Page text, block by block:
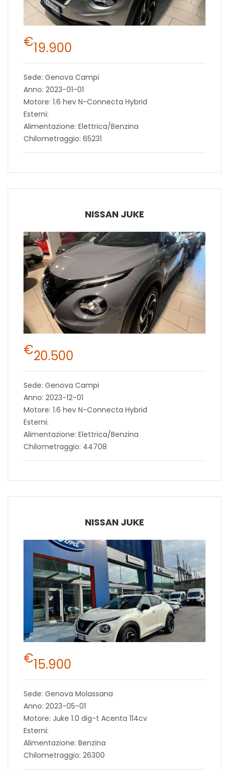
€19.900
Sede: Genova Campi
Anno: 2023-01-01
Motore: 1.6 hev N-Connecta Hybrid
Esterni:
Alimentazione: Elettrica/Benzina
Chilometraggio: 65231
NISSAN JUKE
€20.500
Sede: Genova Campi
Anno: 2023-12-01
Motore: 1.6 hev N-Connecta Hybrid
Esterni:
Alimentazione: Elettrica/Benzina
Chilometraggio: 44708
NISSAN JUKE
€15.900
Sede: Genova Molassana
Anno: 2023-05-01
Motore: Juke 1.0 dig-t Acenta 114cv
Esterni:
Alimentazione: Benzina
Chilometraggio: 26300